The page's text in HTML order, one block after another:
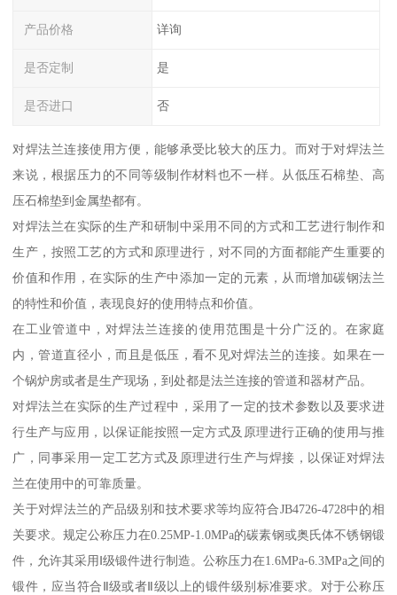
产品价格 详询
是否定制 是
是否进口 否
对焊法兰连接使用方便，能够承受比较大的压力。而对于对焊法兰
来说，根据压力的不同等级制作材料也不一样。从低压石棉垫、高
压石棉垫到金属垫都有。
对焊法兰在实际的生产和研制中采用不同的方式和工艺进行制作和
生产，按照工艺的方式和原理进行，对不同的方面都能产生重要的
价值和作用，在实际的生产中添加一定的元素，从而增加碳钢法兰
的特性和价值，表现良好的使用特点和价值。
在工业管道中，对焊法兰连接的使用范围是十分广泛的。在家庭
内，管道直径小，而且是低压，看不见对焊法兰的连接。如果在一
个锅炉房或者是生产现场，到处都是法兰连接的管道和器材产品。
对焊法兰在实际的生产过程中，采用了一定的技术参数以及要求进
行生产与应用，以保证能按照一定方式及原理进行正确的使用与推
广，同事采用一定工艺方式及原理进行生产与焊接，以保证对焊法
兰在使用中的可靠质量。
关于对焊法兰的产品级别和技术要求等均应符合JB4726-4728中的相
关要求。规定公称压力在0.25MP-1.0MPa的碳素钢或奥氏体不锈钢锻
件，允许其采用Ⅰ级锻件进行制造。公称压力在1.6MPa-6.3MPa之间的
锻件，应当符合Ⅱ级或者Ⅱ级以上的锻件级别标准要求。对于公称压